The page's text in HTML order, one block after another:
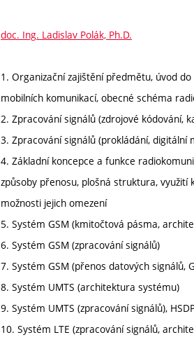
doc. Ing. Ladislav Polák, Ph.D.
1. Organizační zajištění předmětu, úvod
mobilních komunikací, obecné schéma
2. Zpracování signálů (zdrojové kódování,
3. Zpracování signálů (prokládání, digitální
4. Základní koncepce a funkce
způsoby přenosu, plošná struktura, využití
možnosti jejich omezení
5. Systém GSM (kmitočtová pásma,
6. Systém GSM (zpracování signálů)
7. Systém GSM (přenos datových signálů,
8. Systém UMTS (architektura systému)
9. Systém UMTS (zpracování signálů),
10. Systém LTE (zpracování signálů,